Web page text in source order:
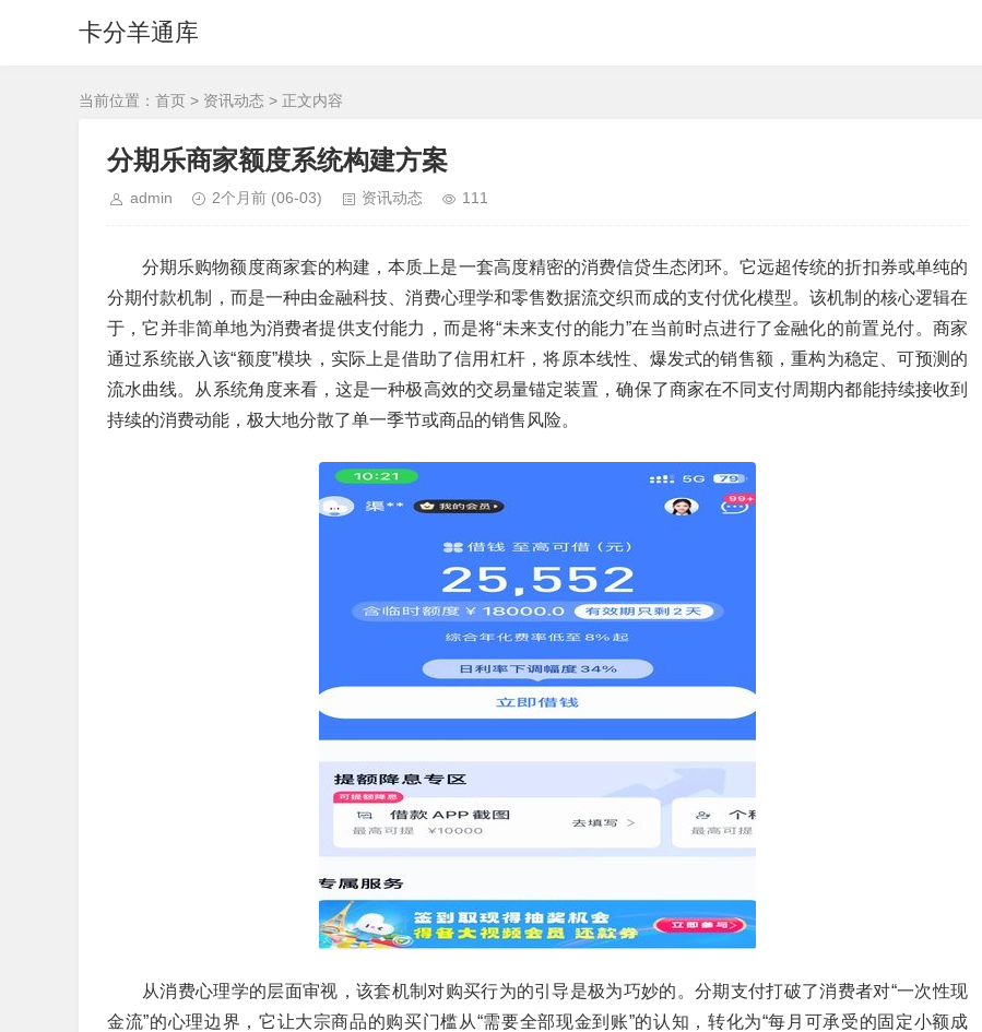
卡分羊通库
当前位置： 首页 > 资讯动态 > 正文内容
分期乐商家额度系统构建方案
admin 2个月前 (06-03) 资讯动态 111
分期乐购物额度商家套的构建，本质上是一套高度精密的消费信贷生态闭环。它远超传统的折扣券或单纯的
分期付款机制，而是一种由金融科技、消费心理学和零售数据流交织而成的支付优化模型。该机制的核心逻辑在
于，它并非简单地为消费者提供支付能力，而是将“未来支付的能力”在当前时点进行了金融化的前置兑付。商家
通过系统嵌入该“额度”模块，实际上是借助了信用杠杆，将原本线性、爆发式的销售额，重构为稳定、可预测的
流水曲线。从系统角度来看，这是一种极高效的交易量锚定装置，确保了商家在不同支付周期内都能持续接收到
持续的消费动能，极大地分散了单一季节或商品的销售风险。
从消费心理学的层面审视，该套机制对购买行为的引导是极为巧妙的。分期支付打破了消费者对“一次性现
金流”的心理边界，它让大宗商品的购买门槛从“需要全部现金到账”的认知，转化为“每月可承受的固定小额成